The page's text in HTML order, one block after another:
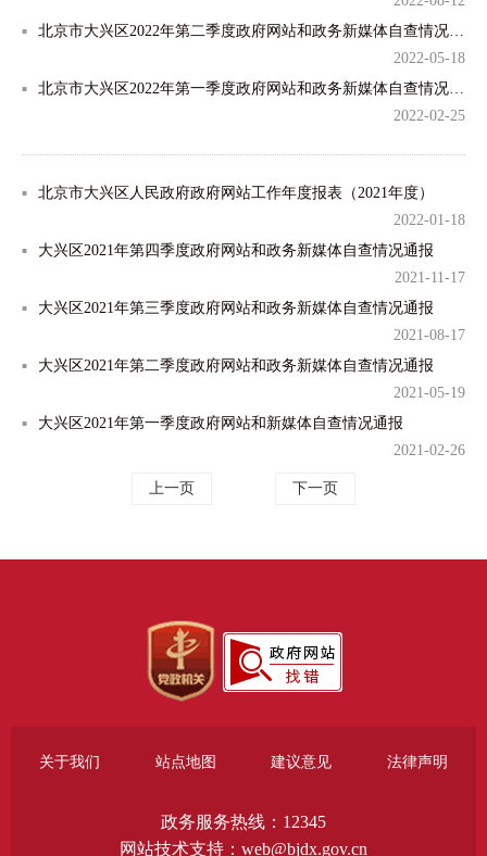
北京市大兴区2022年第二季度政府网站和政务新媒体自查情况通报
2022-05-18
北京市大兴区2022年第一季度政府网站和政务新媒体自查情况通报
2022-02-25
北京市大兴区人民政府政府网站工作年度报表（2021年度）
2022-01-18
大兴区2021年第四季度政府网站和政务新媒体自查情况通报
2021-11-17
大兴区2021年第三季度政府网站和政务新媒体自查情况通报
2021-08-17
大兴区2021年第二季度政府网站和政务新媒体自查情况通报
2021-05-19
大兴区2021年第一季度政府网站和新媒体自查情况通报
2021-02-26
上一页 下一页
关于我们 站点地图 建议意见 法律声明
政务服务热线：12345
网站技术支持：web@bjdx.gov.cn